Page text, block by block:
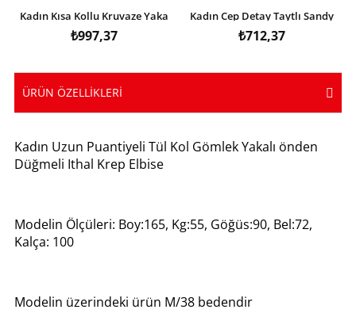
Kadın Kısa Kollu Kruvaze Yaka
Eteği Volanlı Krep Elbise
₺997,37
Kadın Cep Detay Taytlı Sandy
Etek
₺712,37
ÜRÜN ÖZELLIKLERI
Kadın Uzun Puantiyeli Tül Kol Gömlek Yakalı önden
Düğmeli Ithal Krep Elbise
Modelin Ölçüleri: Boy:165, Kg:55, Göğüs:90, Bel:72,
Kalça: 100
Modelin üzerindeki ürün M/38 bedendir